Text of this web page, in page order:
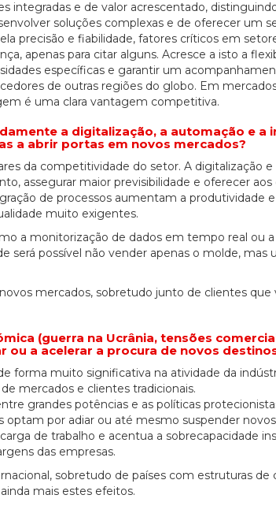
integradas e de valor acrescentado,
soluções complexas e de oferecer um
precisão e fiabilidade, fatores críticos em
apenas para citar alguns. Acresce a isto a
específicas e garantir um
de outras regiões do globo. Em
é uma clara vantagem competitiva.
a digitalização, a automação e a
a abrir portas em novos mercados?
da competitividade do setor. A digitalização
assegurar maior previsibilidade e oferecer aos
de processos aumentam a produtividade
muito exigentes.
a monitorização de dados em tempo real ou
será possível não vender apenas o molde,
mercados, sobretudo junto de clientes que
(guerra na Ucrânia, tensões
ou a acelerar a procura de novos
forma muito significativa na atividade da
mercados e clientes tradicionais.
grandes potências e as políticas
optam por adiar ou até mesmo suspender
de trabalho e acentua a sobrecapacidade
das empresas.
sobretudo de países com estruturas de
mais estes efeitos.